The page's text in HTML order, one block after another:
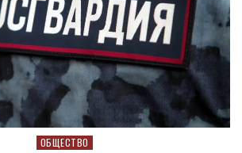
Posted in
ОБЩЕСТВО